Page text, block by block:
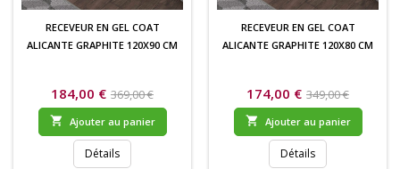
RECEVEUR EN GEL COAT
ALICANTE GRAPHITE 120X90 CM
184,00 € 369,00 €
 Ajouter au panier
Détails
RECEVEUR EN GEL COAT
ALICANTE GRAPHITE 120X80 CM
174,00 € 349,00 €
 Ajouter au panier
Détails